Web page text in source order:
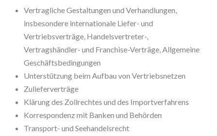
Vertragliche Gestaltungen und Verhandlungen,
insbesondere internationale Liefer- und
Vertriebsverträge, Handelsvertreter-,
Vertragshändler- und Franchise-Verträge, Allgemeine
Geschäftsbedingungen
Unterstützung beim Aufbau von Vertriebsnetzen
Zulieferverträge
Klärung des Zollrechtes und des Importverfahrens
Korrespondenz mit Banken und Behörden
Transport- und Seehandelsrecht